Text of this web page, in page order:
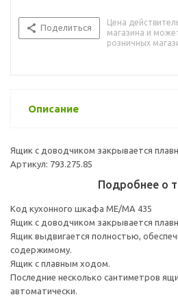
Поделиться
Цена
магазина и
розничных
Описание
Ящик с доводчиком закрывается
Артикул: 793.275.85
Подробнее о
Код кухонного шкафа ME/MA 435
Ящик с доводчиком закрывается
Ящик выдвигается полностью,
содержимому.
Ящик с плавным ходом.
Последние несколько сантиметров
автоматически.